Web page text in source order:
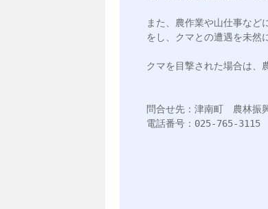
また、農作業や山仕事など
をし、クマとの遭遇を未然
クマを目撃された場合は、
問合せ先：津南町　農林振
電話番号：025-765-3115